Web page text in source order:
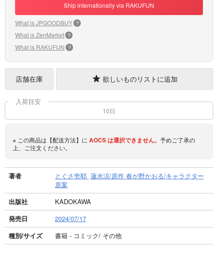
Ship internationally via RAKUFUN
What is JPGOODBUY ?
What is ZenMarket ?
What is RAKUFUN ?
店舗在庫 欲しいものリストに追加
入荷目安
10日
※ この商品は【配送方法】に AOCSは選択できません。 予めご了承の
上、ご注文ください。
著者 とぐさ壱耶 蓮水涼/原作 春が野かおる/キャラクター
原案
出版社
KADOKAWA
発売日
2024/07/17
種別/サイズ
書籍 - コミック/ その他